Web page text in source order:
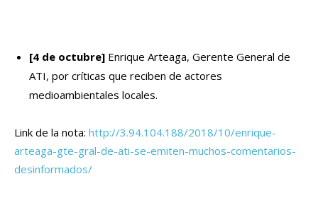
[4 de octubre] Enrique Arteaga, Gerente General de
ATI, por críticas que reciben de actores
medioambientales locales.
Link de la nota: http://3.94.104.188/2018/10/enrique-
arteaga-gte-gral-de-ati-se-emiten-muchos-comentarios-
desinformados/